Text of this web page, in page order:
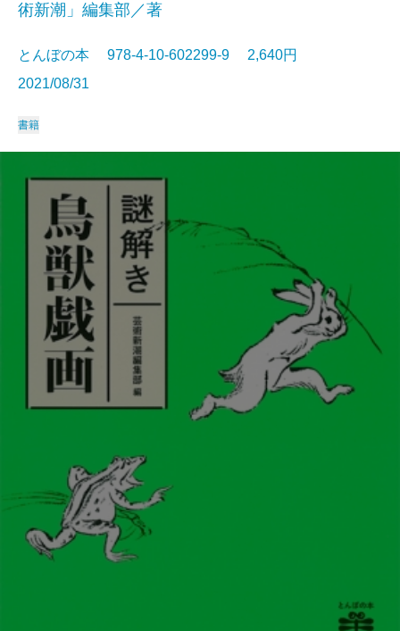
術新潮」編集部／著
とんぼの本 978-4-10-602299-9 2,640円
2021/08/31
書籍